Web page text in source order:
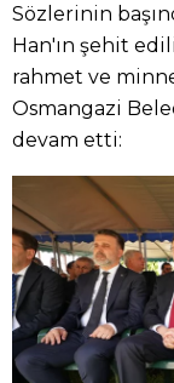
Sözlerinin
Han'ın şehit
rahmet ve
Osmangazi
devam etti: